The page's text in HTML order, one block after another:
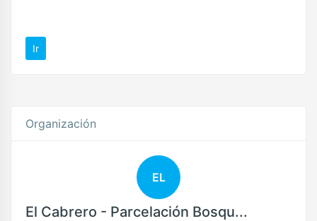
Ir
Organización
EL
El Cabrero - Parcelación Bosqu...